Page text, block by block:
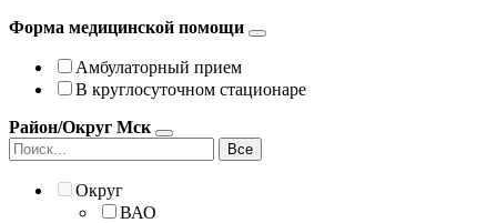
Форма медицинской помощи
Амбулаторный прием
В круглосуточном стационаре
Район/Округ Мск
Все
Округ
ВАО